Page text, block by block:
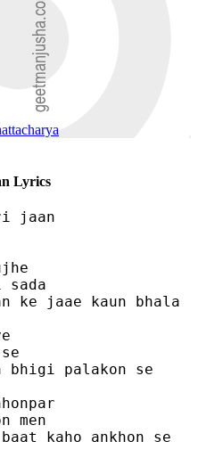
Lyrics
jaan
sada
ke jaae kaun bhala
bhigi palakon se
men
kaho ankhon se